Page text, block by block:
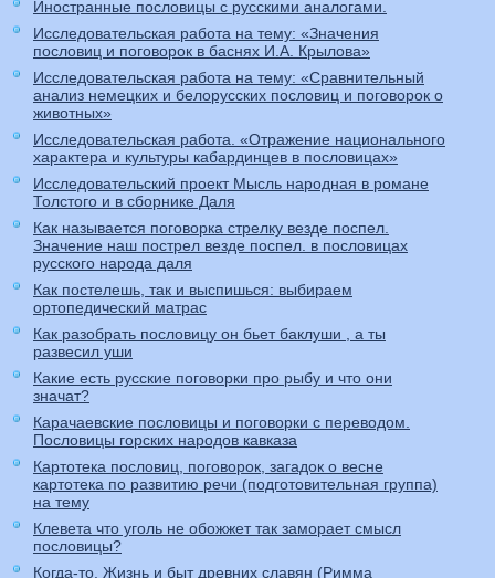
Иностранные пословицы с русскими аналогами.
Исследовательская работа на тему: «Значения
пословиц и поговорок в баснях И.А. Крылова»
Исследовательская работа на тему: «Сравнительный
анализ немецких и белорусских пословиц и поговорок о
животных»
Исследовательская работа. «Отражение национального
характера и культуры кабардинцев в пословицах»
Исследовательский проект Мысль народная в романе
Толстого и в сборнике Даля
Как называется поговорка стрелку везде поспел.
Значение наш пострел везде поспел. в пословицах
русского народа даля
Как постелешь, так и выспишься: выбираем
ортопедический матрас
Как разобрать пословицу он бьет баклуши , а ты
развесил уши
Какие есть русские поговорки про рыбу и что они
значат?
Карачаевские пословицы и поговорки с переводом.
Пословицы горских народов кавказа
Картотека пословиц, поговорок, загадок о весне
картотека по развитию речи (подготовительная группа)
на тему
Клевета что уголь не обожжет так заморает смысл
пословицы?
Когда-то. Жизнь и быт древних славян (Римма